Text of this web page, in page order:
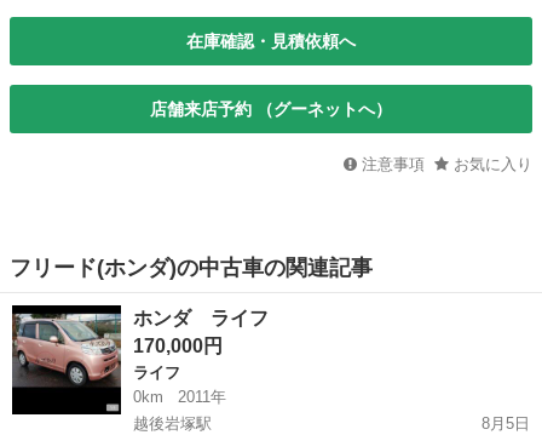
在庫確認・見積依頼へ
店舗来店予約 （グーネットへ）
注意事項 お気に入り
フリード(ホンダ)の中古車の関連記事
ホンダ ライフ
170,000円
ライフ
0km
2011年
越後岩塚駅
8月5日